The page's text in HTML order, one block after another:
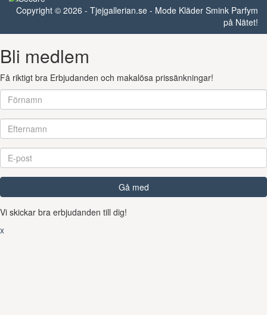
Copyright © 2026 - Tjejgallerian.se - Mode Kläder Smink Parfym
på Nätet!
Bli medlem
Få riktigt bra Erbjudanden och makalösa prissänkningar!
Gå med
Vi skickar bra erbjudanden till dig!
x